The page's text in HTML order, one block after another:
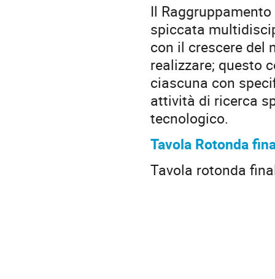
Il
spiccata
con il crescere del
realizzare; questo
ciascuna con
attività di ricerca
tecnologico.
Tavola Rotonda
Tavola rotonda